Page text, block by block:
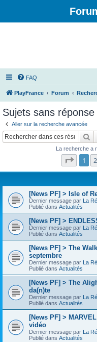
FAQ
PlayFrance Forum
Sujets sans réponse
Aller sur la recherche avancée
La recherche a
Page 1
1 2
[News PF] > Isle of
Dernier message par La
Publié dans Actualités
[News PF] >
Dernier message par La
Publié dans Actualités
[News PF] > The
septembre
Dernier message par La
Publié dans Actualités
[News PF] > The
da(n)te
Dernier message par La
Publié dans Actualités
[News PF] >
vidéo
Dernier message par La
Publié dans Actualités